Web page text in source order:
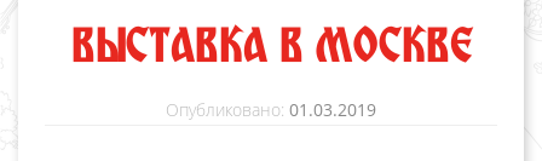
ВЫСТАВКА В МОСКВЕ
Опубликовано: 01.03.2019